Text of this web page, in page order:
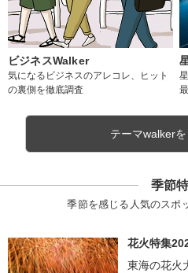
ビジネスWalker
気になるビジネスのアレコレ、ヒット
の裏側を徹底調査
テーマwalker
季節
季節を感じる人気のスポ
花火特集
東海の花火